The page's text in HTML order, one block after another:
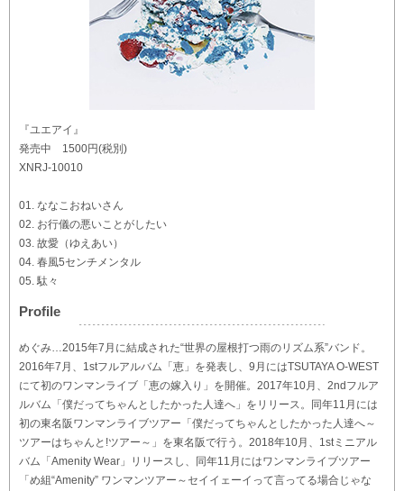
『ユエアイ』
発売中 1500円(税別)
XNRJ-10010
01. ななこおねいさん
02. お行儀の悪いことがしたい
03. 故愛（ゆえあい）
04. 春風5センチメンタル
05. 駄々
Profile
めぐみ…2015年7月に結成された“世界の屋根打つ雨のリズム系”バンド。
2016年7月、1stフルアルバム「恵」を発表し、9月にはTSUTAYA O-WEST
にて初のワンマンライブ「恵の嫁入り」を開催。2017年10月、2ndフルア
ルバム「僕だってちゃんとしたかった人達へ」をリリース。同年11月には
初の東名阪ワンマンライブツアー「僕だってちゃんとしたかった人達へ～
ツアーはちゃんと!ツアー～」を東名阪で行う。2018年10月、1stミニアル
バム「Amenity Wear」リリースし、同年11月にはワンマンライブツアー
「め組“Amenity” ワンマンツアー～セイイェーイって言ってる場合じゃな